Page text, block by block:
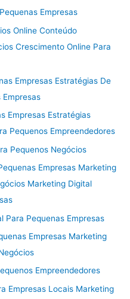
Empresas
Online Conteúdo
Crescimento Online Para
Empresas Estratégias De
Empresas
Empresas Estratégias
Pequenos Empreendedores
Pequenos Negócios
Empresas Marketing
Marketing Digital
Para Pequenas Empresas
Empresas Marketing
Empreendedores
Empresas Locais Marketing